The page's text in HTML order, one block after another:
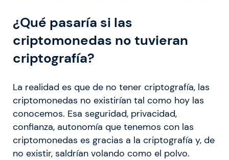
¿Qué pasaría si las
criptomonedas no tuvieran
criptografía?
La realidad es que de no tener criptografía, las
criptomonedas no existirían tal como hoy las
conocemos. Esa seguridad, privacidad,
confianza, autonomía que tenemos con las
criptomonedas es gracias a la criptografía y, de
no existir, saldrían volando como el polvo.